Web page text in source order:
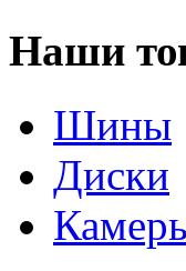
Наши
Шины
Диски